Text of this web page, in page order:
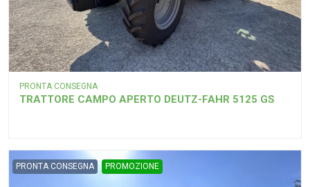
PRONTA CONSEGNA
TRATTORE CAMPO APERTO DEUTZ-FAHR 5125 GS
PRONTA CONSEGNA PROMOZIONE